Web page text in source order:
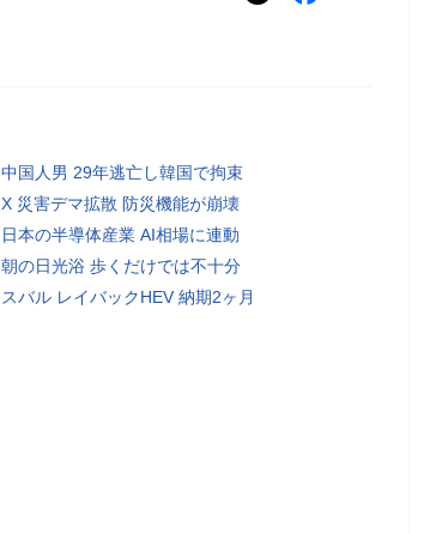
中国人男 29年逃亡し韓国で拘束
X 災害デマ拡散 防災機能が崩壊
日本の半導体産業 AI相場に連動
朝の日光浴 歩くだけでは不十分
スバル レイバックHEV 納期2ヶ月